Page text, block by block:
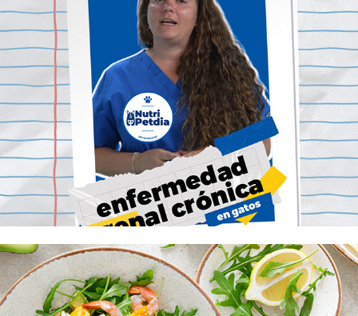
Hill's Nutripetdia